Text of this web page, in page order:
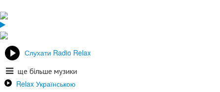
Слухати Radio Relax
ще більше музики
Relax Українською